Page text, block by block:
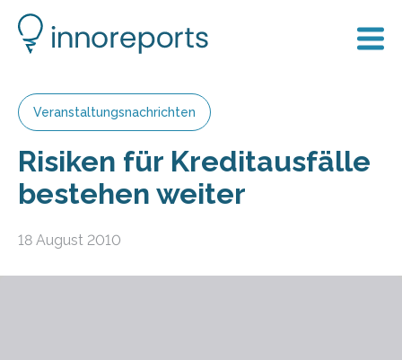
Veranstaltungsnachrichten
Risiken für Kreditausfälle
bestehen weiter
18 August 2010